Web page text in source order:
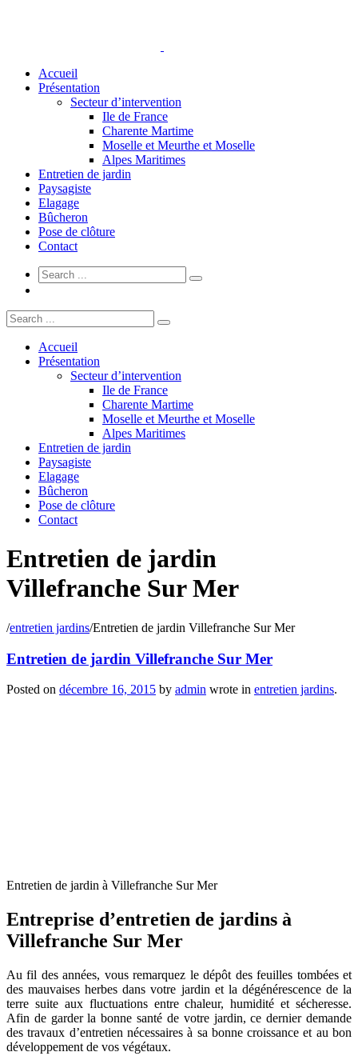
Accueil
Présentation
Secteur d’intervention
Ile de France
Charente Martime
Moselle et Meurthe et Moselle
Alpes Maritimes
Entretien de jardin
Paysagiste
Elagage
Bûcheron
Pose de clôture
Contact
Accueil
Présentation
Secteur d’intervention
Ile de France
Charente Martime
Moselle et Meurthe et Moselle
Alpes Maritimes
Entretien de jardin
Paysagiste
Elagage
Bûcheron
Pose de clôture
Contact
Entretien de jardin
Villefranche Sur Mer
/entretien jardins/Entretien de jardin Villefranche Sur Mer
Entretien de jardin Villefranche Sur Mer
Posted on décembre 16, 2015 by admin wrote in entretien jardins.
Entretien de jardin à Villefranche Sur Mer
Entreprise d’entretien de jardins à
Villefranche Sur Mer
Au fil des années, vous remarquez le dépôt des feuilles tombées et
des mauvaises herbes dans votre jardin et la dégénérescence de la
terre suite aux fluctuations entre chaleur, humidité et sécheresse.
Afin de garder la bonne santé de votre jardin, ce dernier demande
des travaux d’entretien nécessaires à sa bonne croissance et au bon
développement de vos végétaux.